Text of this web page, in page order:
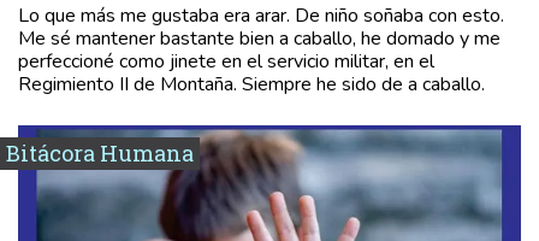
Lo que más me gustaba era arar. De niño soñaba con esto.
Me sé mantener bastante bien a caballo, he domado y me
perfeccioné como jinete en el servicio militar, en el
Regimiento II de Montaña. Siempre he sido de a caballo.
Bitácora Humana